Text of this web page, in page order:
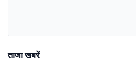
ताजा खबरें